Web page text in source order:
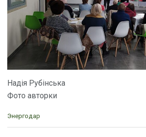
Надія Рубінська
Фото авторки
C
Энергодар